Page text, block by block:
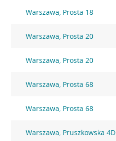
Warszawa, Prosta 18
Warszawa, Prosta 20
Warszawa, Prosta 20
Warszawa, Prosta 68
Warszawa, Prosta 68
Warszawa, Pruszkowska 4D